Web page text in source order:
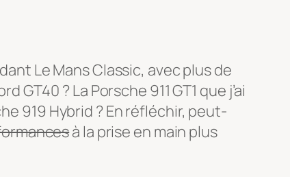
Le Mans Classic, avec plus de
GT40 ? La Porsche 911 GT1 que j’ai
919 Hybrid ? En réfléchir, peut-
à la prise en main plus